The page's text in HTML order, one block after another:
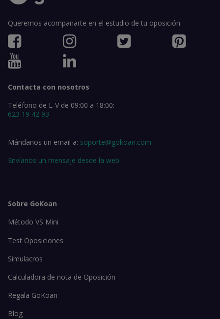
Queremos acompañarte en el estudio de tu oposición.
Contacta con nosotros
Teléfono de L-V de 09:00 a 18:00:
623 19 42 93
Mándanos un email a: soporte@gokoan.com
Envíanos un mensaje desde la web
Sobre GoKoan
Método VS Mini
Test Oposiciones
Simulacros
Calculadora de nota de Oposición
Regala GoKoan
Blog